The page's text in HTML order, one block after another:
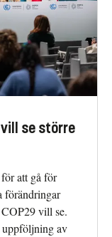
se större
att gå för
förändringar
vill se.
uppföljning av